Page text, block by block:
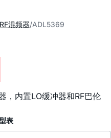
RF混频器 ADL5369
，内置LO缓冲器和RF巴伦
表